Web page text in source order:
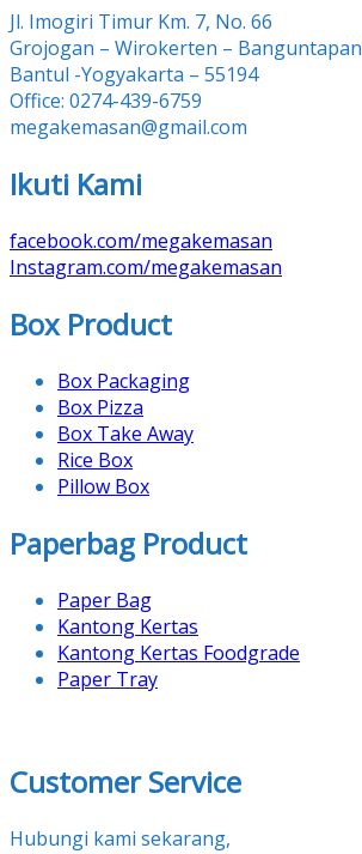
Jl. Imogiri Timur Km. 7, No. 66
Grojogan – Wirokerten – Banguntapan
Bantul -Yogyakarta – 55194
Office: 0274-439-6759
megakemasan@gmail.com
Ikuti Kami
facebook.com/megakemasan
Instagram.com/megakemasan
Box Product
Box Packaging
Box Pizza
Box Take Away
Rice Box
Pillow Box
Paperbag Product
Paper Bag
Kantong Kertas
Kantong Kertas Foodgrade
Paper Tray
Customer Service
Hubungi kami sekarang,